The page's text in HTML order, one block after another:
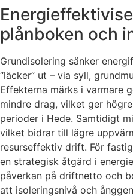
plånboken och
Grundisolering sänker
“läcker” ut – via syll,
Effekterna märks i varmare
mindre drag, vilket ger
perioder i Hede. Samtidigt
vilket bidrar till lägre
resurseffektiv drift. För
en strategisk åtgärd i
påverkan på driftnetto och
att isoleringsnivå och